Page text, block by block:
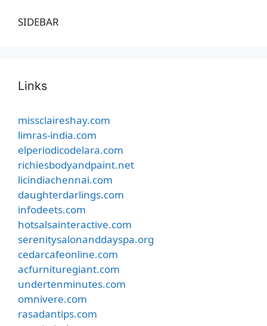
SIDEBAR
Links
missclaireshay.com
limras-india.com
elperiodicodelara.com
richiesbodyandpaint.net
licindiachennai.com
daughterdarlings.com
infodeets.com
hotsalsainteractive.com
serenitysalonanddayspa.org
cedarcafeonline.com
acfurnituregiant.com
undertenminutes.com
omnivere.com
rasadantips.com